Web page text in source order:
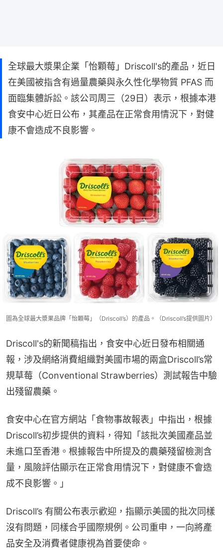
全球最大漿果企業「怡顆莓」Driscoll's的產品，近日
在美國被指含有過量農藥與永久性化學物質 PFAS 而
面臨集體訴訟。該公司周三（29日）表示，根據本港
食安中心近日公布，其產品在正常食用情況下，對健
康不會造成不良影響。
圖為全球最大漿果品牌「怡顆莓」（Driscoll’s）的產品。（Driscoll’s提供圖片）
Driscoll's的新聞稿指出，食安中心近日發布相關通
報，涉及網絡消費組織對美國市場的兩盒Driscoll’s常
規草莓（Conventional Strawberries）測試報告中驗
出殘留農藥。
食安中心在官方網站「食物事故報表」中指出，根據
Driscoll’s初步提供的資料，得知「該批次美國產品並
未進口至香港。根據報告中所提及的農藥殘留檢測含
量，風險評估顯示在正常食用情況下，對健康不會造
成不良影響。」
Driscoll’s 有關公布表示歡迎，指顯示美國的批次同樣
沒有問題，同樣合乎國際規例。公司重申，一向將產
品安全及消費者健康視為首要使命。